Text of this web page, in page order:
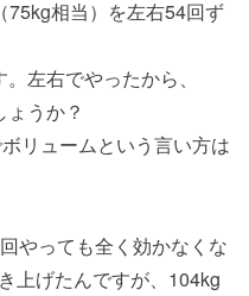
75kg相当）を左右54回ず
左右でやったから、
うか？
リュームという言い方は
やっても全く効かなくな
上げたんですが、104kg